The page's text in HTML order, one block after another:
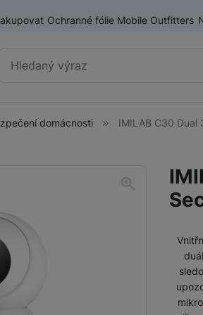
Ochranné fólie Mobile Outfitters
Vyhledávání
Elektrokoloběžky Sencor
Smart toys a
domácnosti IMILAB C30 Dual